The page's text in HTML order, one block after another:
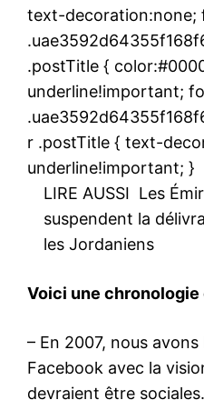
text-decoration:none;
.postTitle {
underline!important;
r .postTitle { text-
underline!important; }
LIRE AUSSI Les
suspendent la
les Jordaniens
Voici une
– En 2007, nous
Facebook avec la
devraient être